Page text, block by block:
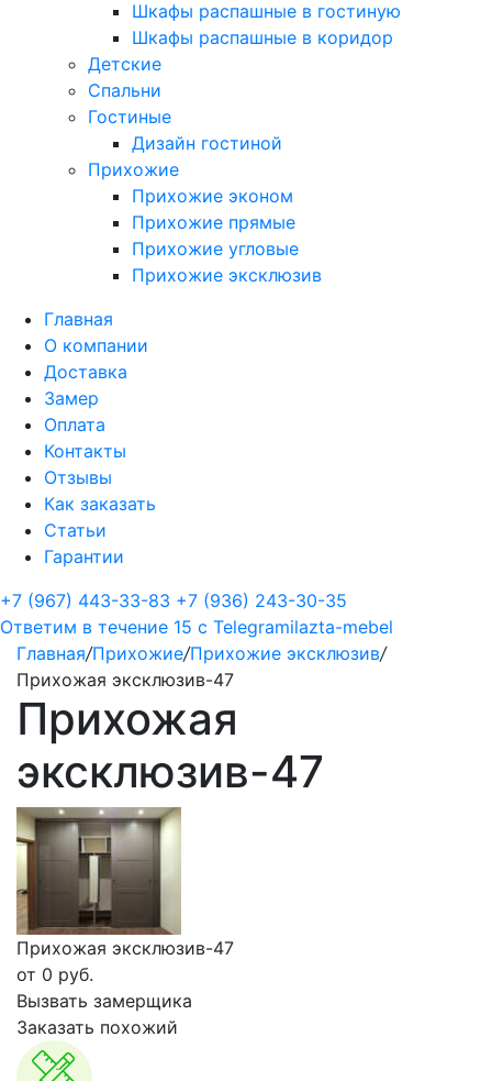
Шкафы распашные в гостиную
Шкафы распашные в коридор
Детские
Спальни
Гостиные
Дизайн гостиной
Прихожие
Прихожие эконом
Прихожие прямые
Прихожие угловые
Прихожие эксклюзив
Главная
О компании
Доставка
Замер
Оплата
Контакты
Отзывы
Как заказать
Статьи
Гарантии
+7 (967) 443-33-83 +7 (936) 243-30-35
Ответим в течение 15 с Telegramilazta-mebel
Главная/Прихожие/Прихожие эксклюзив/
Прихожая эксклюзив-47
Прихожая
эксклюзив-47
Прихожая эксклюзив-47
от 0 руб.
Вызвать замерщика
Заказать похожий